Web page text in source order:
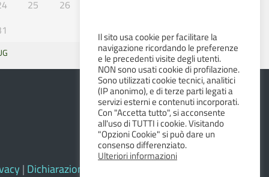
25 26
SET »
| Dichiarazione di accessibilità e feedback
Il sito usa cookie per facilitare la
navigazione ricordando le preferenze
e le precedenti visite degli utenti.
NON sono usati cookie di profilazione.
Sono utilizzati cookie tecnici, analitici
(IP anonimo), e di terze parti legati a
servizi esterni e contenuti incorporati.
Con "Accetta tutto", si acconsente
all'uso di TUTTI i cookie. Visitando
"Opzioni Cookie" si può dare un
consenso differenziato.
Ulteriori informazioni